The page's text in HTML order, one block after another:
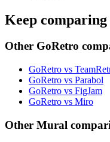
Keep comparing
Other GoRetro
GoRetro vs
GoRetro vs Parabol
GoRetro vs FigJam
GoRetro vs Miro
Other Mural